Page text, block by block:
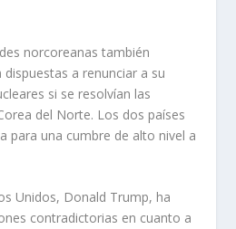
norcoreanas también
a renunciar a su
si se resolvían las
del Norte. Los dos países
para una cumbre de alto nivel a
Unidos, Donald Trump, ha
contradictorias en cuanto a